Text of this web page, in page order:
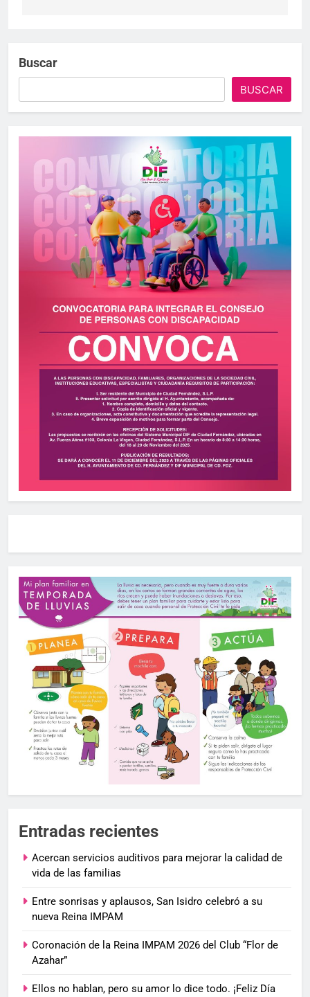
Buscar
BUSCAR
Entradas recientes
Acercan servicios auditivos para mejorar la calidad de
vida de las familias
Entre sonrisas y aplausos, San Isidro celebró a su
nueva Reina IMPAM
Coronación de la Reina IMPAM 2026 del Club “Flor de
Azahar”
Ellos no hablan, pero su amor lo dice todo. ¡Feliz Día